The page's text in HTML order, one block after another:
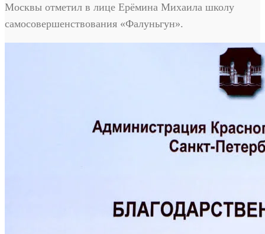
Москвы отметил в лице Ерёмина Михаила школу
самосовершенствования «Фалуньгун».